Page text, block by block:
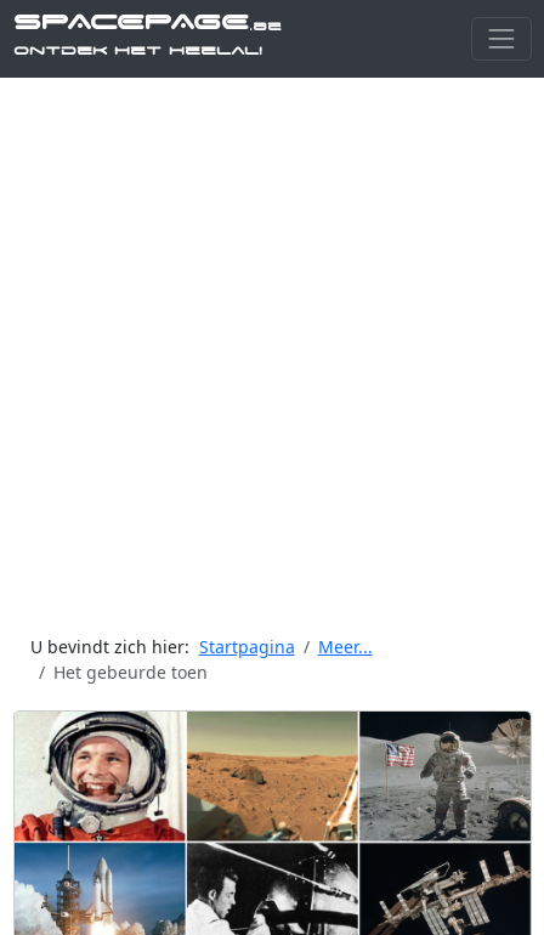
SPACEPAGE.be
Ontdek het heelal!
U bevindt zich hier: Startpagina
Meer...
Het gebeurde toen